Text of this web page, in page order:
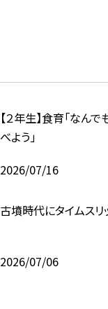
【２年生】食育「なん
べよう」
2026/07/16
古墳時代にタイムスリ
2026/07/06